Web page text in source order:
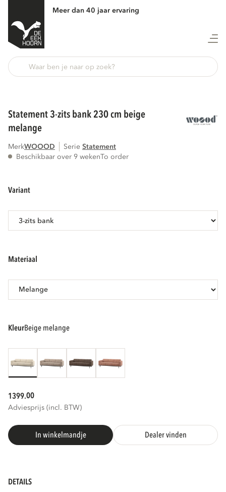
Meer dan 40 jaar ervaring
statement 3-zits bank 230 cm beige
melange
MerkWOOOD Serie
statement
Beschikbaar over 9 wekenTo order
variant
materiaal
kleur beige melange
1399.00
Adviesprijs (incl. BTW)
In winkelmandje Dealer vinden
DETAILS